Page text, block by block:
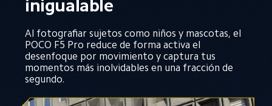
inigualable
Al fotografiar sujetos como niños y mascotas, el
POCO F5 Pro reduce de forma activa el
desenfoque por movimiento y captura tus
momentos más inolvidables en una fracción de
segundo.